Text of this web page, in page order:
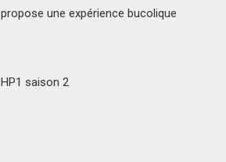
propose une expérience bucolique
HP1 saison 2